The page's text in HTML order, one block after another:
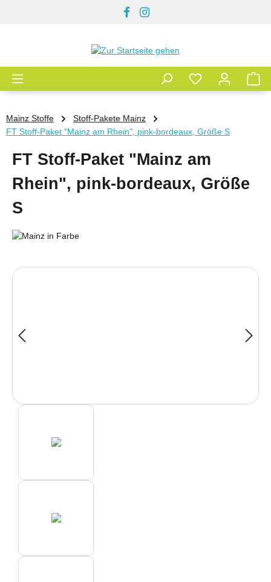
Mainz Stoffe
Stoff-Pakete Mainz
FT Stoff-Paket "Mainz am Rhein", pink-bordeaux, Größe S
FT Stoff-Paket "Mainz am
Rhein", pink-bordeaux, Größe
S
Bildergalerie überspringen